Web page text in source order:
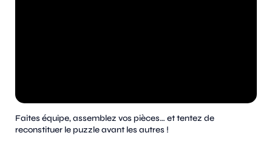
Faites équipe, assemblez vos pièces… et tentez de
reconstituer le puzzle avant les autres !